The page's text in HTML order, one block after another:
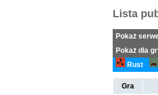
Lista
Pokaż
Pokaż dla
Rust
Gra